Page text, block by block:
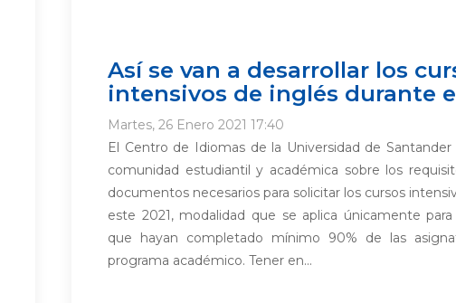
Así se van a desarrollar los
intensivos de inglés durante
Martes, 26 Enero 2021 17:40
El Centro de Idiomas de la Universidad de
comunidad estudiantil y académica sobre los
documentos necesarios para solicitar los cursos
este 2021, modalidad que se aplica únicamente
que hayan completado mínimo 90% de las
programa académico. Tener en...